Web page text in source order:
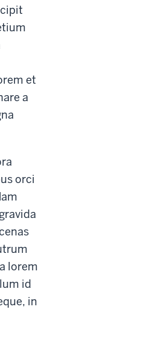
et
a
orci
lorem
id
in